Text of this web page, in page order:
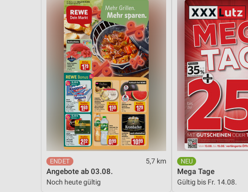
5,7 km
Angebote ab 03.08.
Noch heute gültig
Mega Tage
Gültig bis Fr. 14.08.
Entwicklung und Verbesserung der Angebote
Verwendung reduzierter Daten zur Auswahl von Inhalten
Verwendung genauer Standortdaten
Geräte anhand von aktiv angeforderten Informationen identifizieren
Nicht-IAB-Verarbeitungszwecke:
Funktional